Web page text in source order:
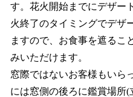
す。花火開始までにデザー
火終了のタイミングでデザ
ますので、お⾷事を遮るこ
みいただけます。
窓際ではないお客様もいら
には窓側の後ろに鑑賞場所